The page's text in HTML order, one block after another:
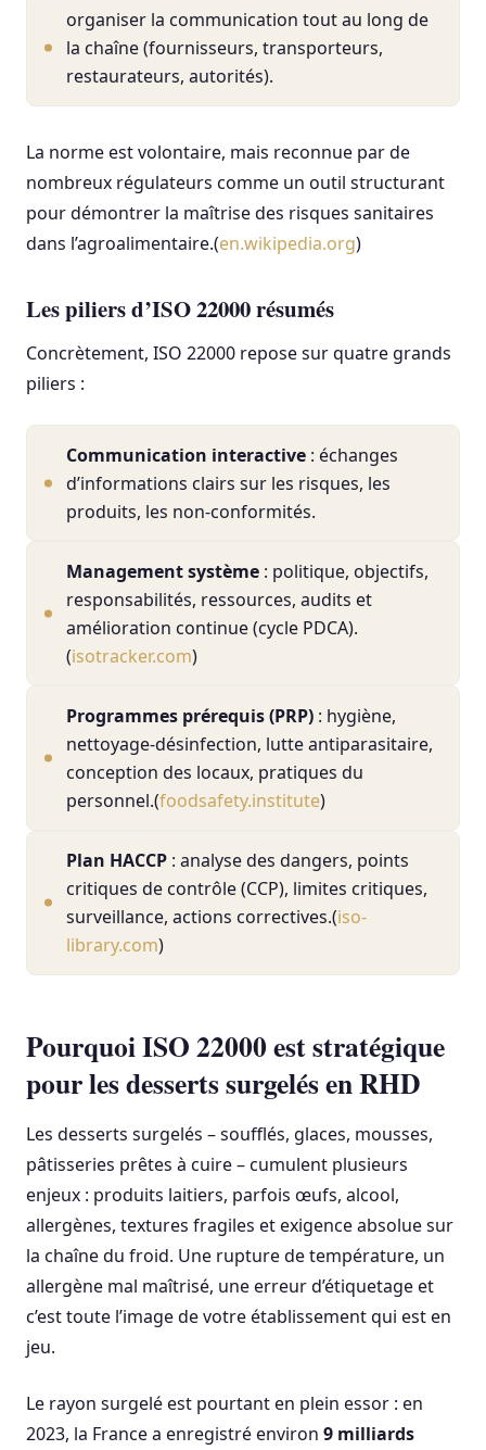
organiser la communication tout au long de
la chaîne (fournisseurs, transporteurs,
restaurateurs, autorités).
La norme est volontaire, mais reconnue par de
nombreux régulateurs comme un outil structurant
pour démontrer la maîtrise des risques sanitaires
dans l’agroalimentaire.(en.wikipedia.org)
Les piliers d’ISO 22000 résumés
Concrètement, ISO 22000 repose sur quatre grands
piliers :
Communication interactive : échanges
d’informations clairs sur les risques, les
produits, les non-conformités.
Management système : politique, objectifs,
responsabilités, ressources, audits et
amélioration continue (cycle PDCA).
(isotracker.com)
Programmes prérequis (PRP) : hygiène,
nettoyage-désinfection, lutte antiparasitaire,
conception des locaux, pratiques du
personnel.(foodsafety.institute)
Plan HACCP : analyse des dangers, points
critiques de contrôle (CCP), limites critiques,
surveillance, actions correctives.(iso-
library.com)
Pourquoi ISO 22000 est stratégique
pour les desserts surgelés en RHD
Les desserts surgelés – soufflés, glaces, mousses,
pâtisseries prêtes à cuire – cumulent plusieurs
enjeux : produits laitiers, parfois œufs, alcool,
allergènes, textures fragiles et exigence absolue sur
la chaîne du froid. Une rupture de température, un
allergène mal maîtrisé, une erreur d’étiquetage et
c’est toute l’image de votre établissement qui est en
jeu.
Le rayon surgelé est pourtant en plein essor : en
2023, la France a enregistré environ 9 milliards